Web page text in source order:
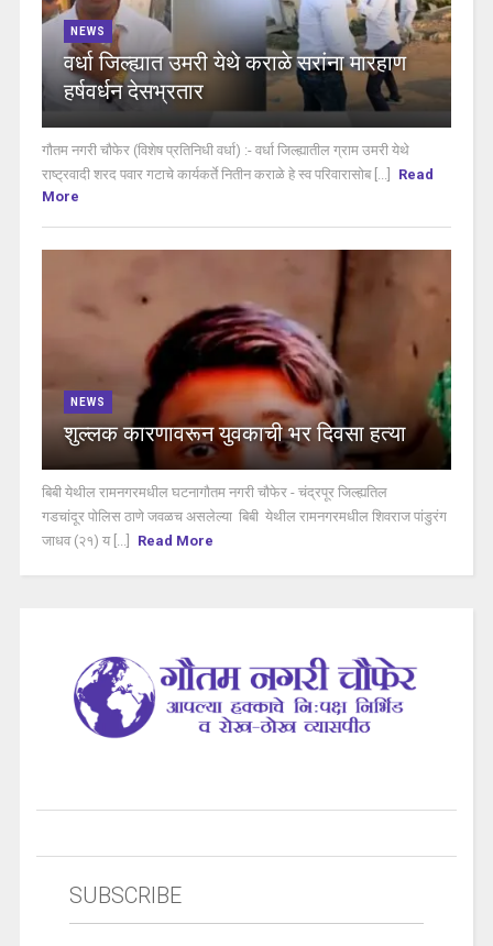
NEWS
वर्धा जिल्ह्यात उमरी येथे कराळे सरांना मारहाण
हर्षवर्धन देसभ्रतार
गौतम नगरी चौफेर (विशेष प्रतिनिधी वर्धा) :- वर्धा जिल्ह्यातील ग्राम उमरी येथे
राष्ट्रवादी शरद पवार गटाचे कार्यकर्ते नितीन कराळे हे स्व परिवारासोब [...]
Read
More
NEWS
शुल्लक कारणावरून युवकाची भर दिवसा हत्या
बिबी येथील रामनगरमधील घटनागौतम नगरी चौफेर - चंद्रपूर जिल्ह्यतिल
गडचांदूर पोलिस ठाणे जवळच असलेल्या बिबी येथील रामनगरमधील शिवराज पांडुरंग
जाधव (२१) य [...]
Read More
SUBSCRIBE